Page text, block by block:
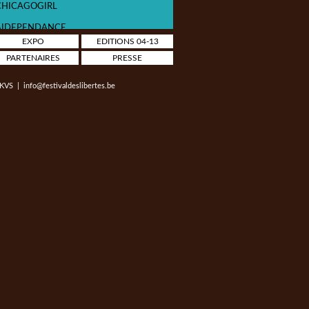
LOVES UGANDA
VIVA CUBA LIBRE
EXPO
EDITIONS 04-13
PARTENAIRES PRESSE
KVS| info@festivaldeslibertes.be